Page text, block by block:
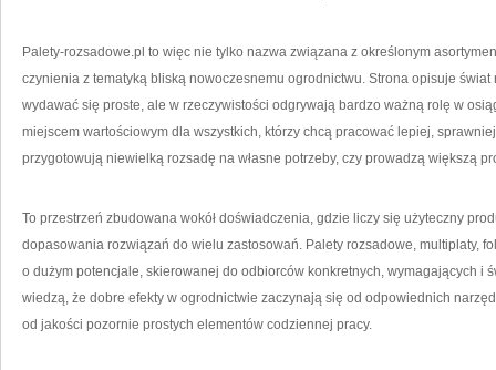
Palety-rozsadowe.pl to więc nie tylko nazwa związana z określonym
czynienia z tematyką bliską nowoczesnemu ogrodnictwu. Strona opisuje
wydawać się proste, ale w rzeczywistości odgrywają bardzo ważną rolę w
miejscem wartościowym dla wszystkich, którzy chcą pracować lepiej,
przygotowują niewielką rozsadę na własne potrzeby, czy prowadzą większą
To przestrzeń zbudowana wokół doświadczenia, gdzie liczy się użyteczny
dopasowania rozwiązań do wielu zastosowań. Palety rozsadowe, multiplaty,
o dużym potencjale, skierowanej do odbiorców konkretnych, wymagających i
wiedzą, że dobre efekty w ogrodnictwie zaczynają się od odpowiednich
od jakości pozornie prostych elementów codziennej pracy.